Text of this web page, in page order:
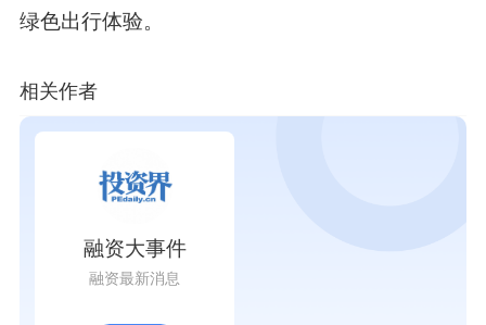
绿色出行体验。
相关作者
融资大事件
融资最新消息